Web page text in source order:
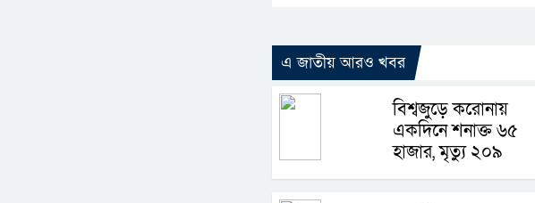
এ জাতীয় আরও খবর
বিশ্বজুড়ে করোনায়
একদিনে শনাক্ত ৬৫
হাজার, মৃত্যু ২০৯